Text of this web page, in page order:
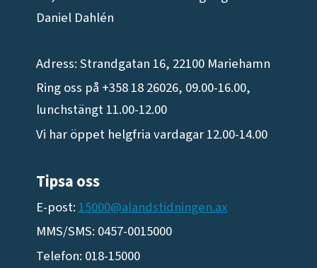
Daniel Dahlén
Adress: Strandgatan 16, 22100 Mariehamn
Ring oss på +358 18 26026, 09.00-16.00,
lunchstängt 11.00-12.00
Vi har öppet helgfria vardagar 12.00-14.00
Tipsa oss
E-post: 15000@alandstidningen.ax
MMS/SMS: 0457-0015000
Telefon: 018-15000